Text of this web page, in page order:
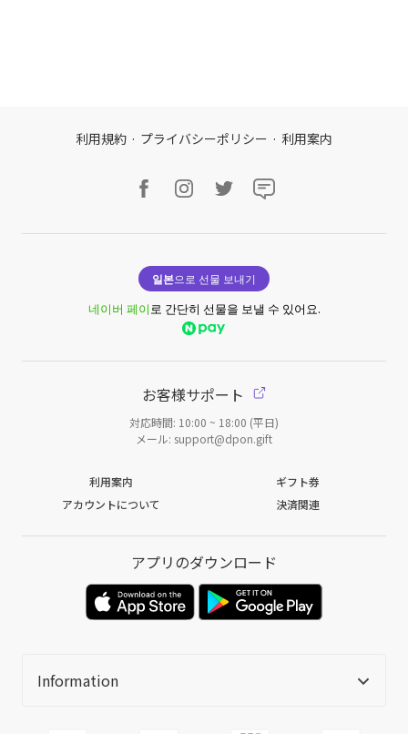
利用規約 · プライバシーポリシー · 利用案内
일본으로 선물 보내기
네이버 페이로 간단히 선물을 보낼 수 있어요.
お客様サポート
対応時間: 10:00 ~ 18:00 (平日)
メール: support@dpon.gift
利用案内
ギフト券
アカウントについて
決済関連
アプリのダウンロード
Information